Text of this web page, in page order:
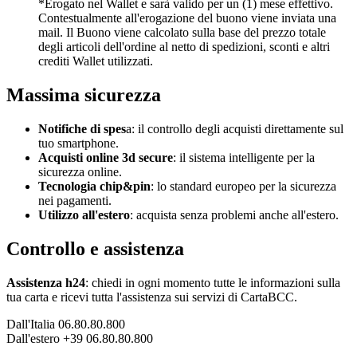
*Erogato nel Wallet e sarà valido per un (1) mese effettivo.
Contestualmente all'erogazione del buono viene inviata una
mail. Il Buono viene calcolato sulla base del prezzo totale
degli articoli dell'ordine al netto di spedizioni, sconti e altri
crediti Wallet utilizzati.
Massima sicurezza
Notifiche di spesa: il controllo degli acquisti direttamente sul
tuo smartphone.
Acquisti online 3d secure: il sistema intelligente per la
sicurezza online.
Tecnologia chip&pin: lo standard europeo per la sicurezza
nei pagamenti.
Utilizzo all'estero: acquista senza problemi anche all'estero.
Controllo e assistenza
Assistenza h24: chiedi in ogni momento tutte le informazioni sulla
tua carta e ricevi tutta l'assistenza sui servizi di CartaBCC.
Dall'Italia 06.80.80.800
Dall'estero +39 06.80.80.800